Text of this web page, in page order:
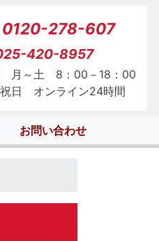
0120-278-607
420-8957
月～土 8：00－18：00
日 オンライン24時間
お問い合わせ